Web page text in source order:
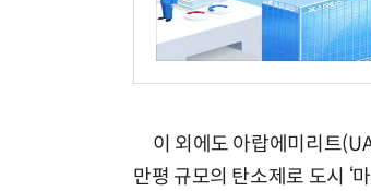
이 외에도 아랍에미리트
만평 규모의 탄소제로 도시 ‘